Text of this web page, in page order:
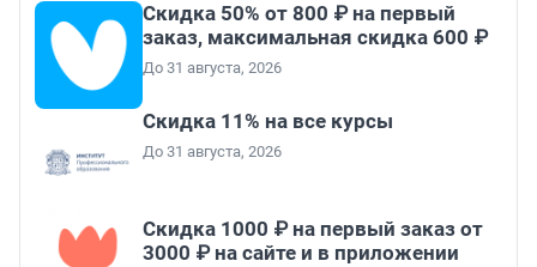
Скидка 50% от 800 ₽ на первый
заказ, максимальная скидка 600 ₽
До 31 августа, 2026
Скидка 11% на все курсы
До 31 августа, 2026
Скидка 1000 ₽ на первый заказ от
3000 ₽ на сайте и в приложении